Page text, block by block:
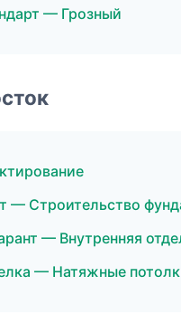
— Грозный
— Строительство
— Внутренняя
— Натяжные